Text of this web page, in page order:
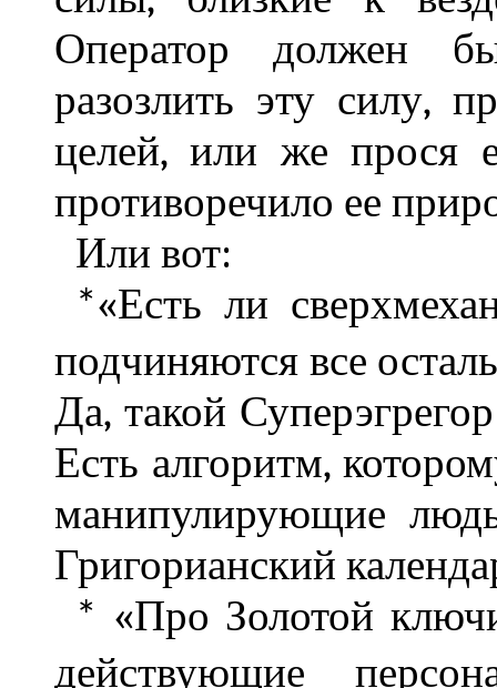
Оператор должен
разозлить эту силу,
целей, или же прося
противоречило ее
Или вот:
*«Есть ли
подчиняются все
Да, такой
Есть алгоритм,
манипулирующие
Григорианский
* «Про Золотой
действующие